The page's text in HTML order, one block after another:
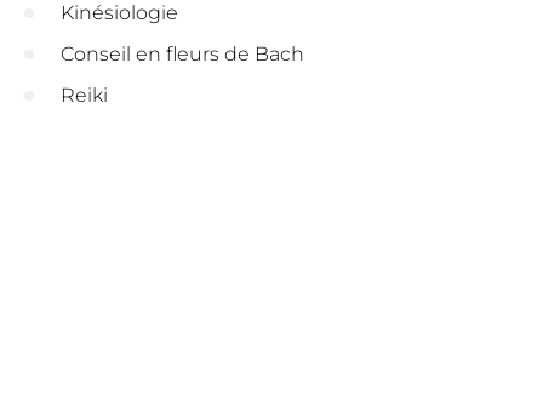
Kinésiologie
Conseil en fleurs de Bach
Reiki